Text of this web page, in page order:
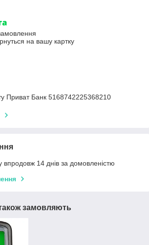
на вашу картку
Приват Банк 5168742225368210
впродовж 14 днів за домовленістю
замовляють